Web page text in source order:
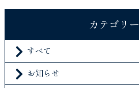
カテゴリー
すべて
お知らせ